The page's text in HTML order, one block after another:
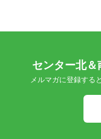
センター北
メルマガに登録する